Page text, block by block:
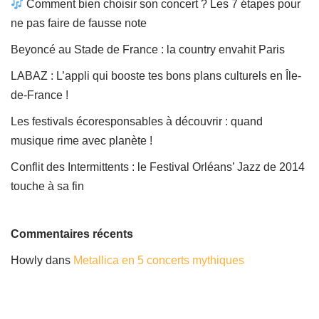
Comment bien choisir son concert ? Les 7 étapes pour
ne pas faire de fausse note
Beyoncé au Stade de France : la country envahit Paris
LABAZ : L’appli qui booste tes bons plans culturels en Île-
de-France !
Les festivals écoresponsables à découvrir : quand
musique rime avec planète !
Conflit des Intermittents : le Festival Orléans’ Jazz de 2014
touche à sa fin
Commentaires récents
Howly dans Metallica en 5 concerts mythiques